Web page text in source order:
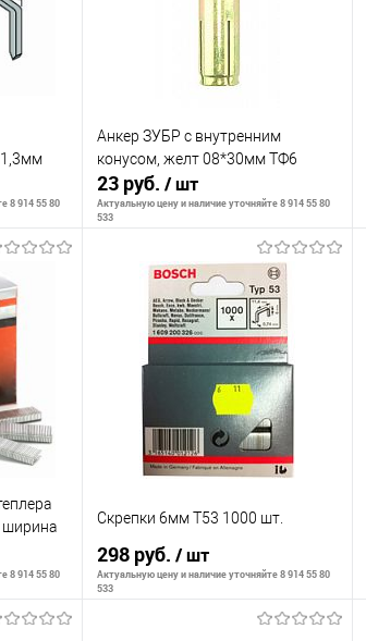
8 914 55 80
Анкер ЗУБР с внутренним
конусом, желт 08*30мм ТФ6
23 руб. / шт
Актуальную цену и наличие уточняйте 8 914 55 80
533
В корзину
К сравнению
В наличии
ширина
8 914 55 80
Скрепки 6мм Т53 1000 шт.
298 руб. / шт
Актуальную цену и наличие уточняйте 8 914 55 80
533